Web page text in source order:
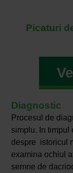
Picaturi
Diagnostic
Procesul de
simplu. In timpul
despre istoricul
examina ochiul
semne de